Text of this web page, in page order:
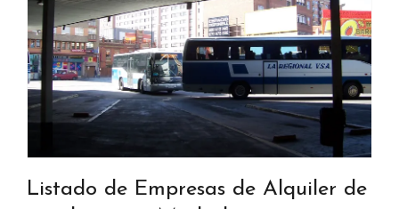
Listado de Empresas de Alquiler de